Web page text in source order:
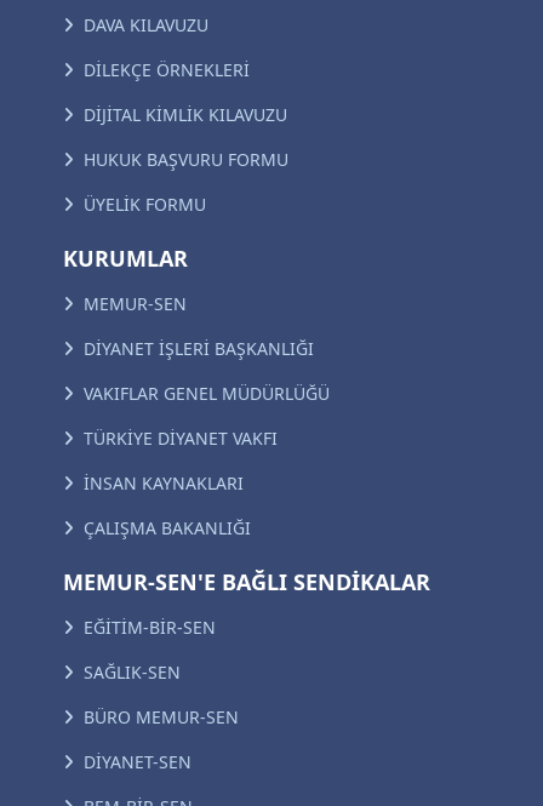
DAVA KILAVUZU
DİLEKÇE ÖRNEKLERİ
DİJİTAL KİMLİK KILAVUZU
HUKUK BAŞVURU FORMU
ÜYELİK FORMU
KURUMLAR
MEMUR-SEN
DİYANET İŞLERİ BAŞKANLIĞI
VAKIFLAR GENEL MÜDÜRLÜĞÜ
TÜRKİYE DİYANET VAKFI
İNSAN KAYNAKLARI
ÇALIŞMA BAKANLIĞI
MEMUR-SEN'E BAĞLI SENDİKALAR
EĞİTİM-BİR-SEN
SAĞLIK-SEN
BÜRO MEMUR-SEN
DİYANET-SEN